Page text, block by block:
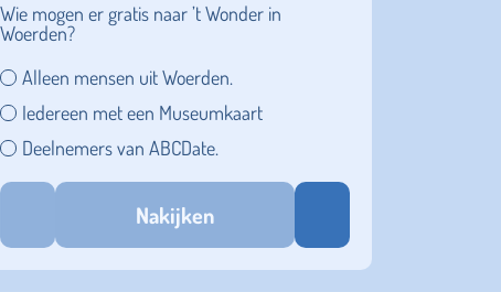
Wie mogen er gratis naar ’t Wonder in
Woerden?
Alleen mensen uit Woerden.
Iedereen met een Museumkaart
Deelnemers van ABCDate.
Nakijken